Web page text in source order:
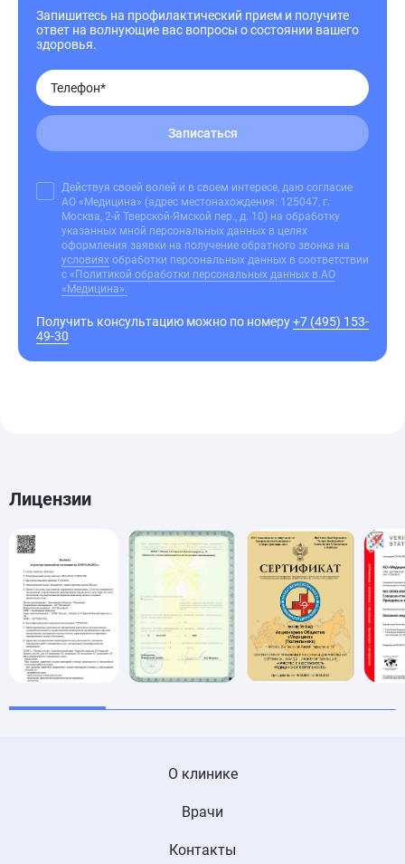
Запишитесь на профилактический прием и получите
ответ на волнующие вас вопросы о состоянии вашего
здоровья.
Записаться
Действуя своей волей и в своем интересе, даю согласие
АО «Медицина» (адрес местонахождения: 125047, г.
Москва, 2-й Тверской-Ямской пер., д. 10) на обработку
указанных мной персональных данных в целях
оформления заявки на получение обратного звонка на
условиях обработки персональных данных в соответствии
с «Политикой обработки персональных данных в АО
«Медицина».
Получить консультацию можно по номеру+7 (495) 153-
49-30
Лицензии
О клинике
Врачи
Контакты